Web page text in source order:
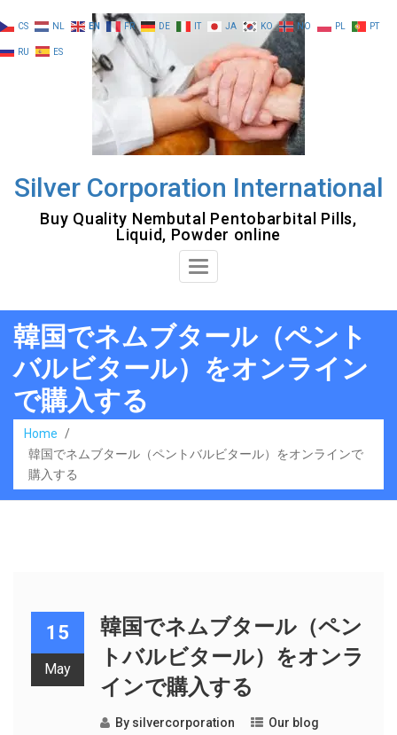
to
content
Silver Corporation International
Buy Quality Nembutal Pentobarbital Pills,
Liquid, Powder online
Toggle
韓国でネムブタール（ペント
バルビタール）をオンライン
で購入する
Home
/
韓国でネムブタール（ペントバルビタール）をオンラインで
購入する
15
May
韓国でネムブタール（ペン
トバルビタール）をオンラ
インで購入する
By silvercorporation
Our blog
CS NL EN FR DE IT JA KO NO PL PT
RU ES